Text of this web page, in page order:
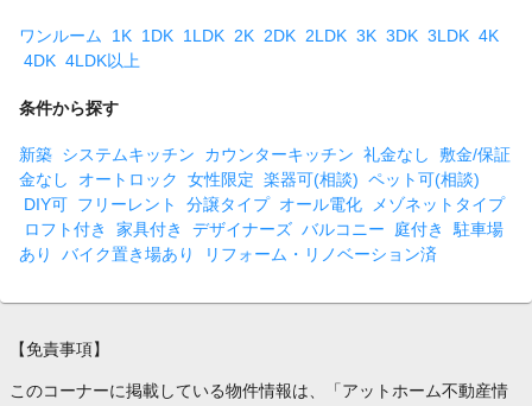
ワンルーム 1K 1DK 1LDK 2K 2DK 2LDK 3K 3DK 3LDK 4K
4DK 4LDK以上
条件から探す
新築 システムキッチン カウンターキッチン 礼金なし
敷金/保証
金なし
オートロック 女性限定 楽器可(相談) ペット可(相談)
DIY可 フリーレント 分譲タイプ オール電化
メゾネットタイプ
ロフト付き
家具付き デザイナーズ バルコニー 庭付き
駐車場
あり
バイク置き場あり リフォーム・リノベーション済
【免責事項】
このコーナーに掲載している物件情報は、「アットホーム不動産情